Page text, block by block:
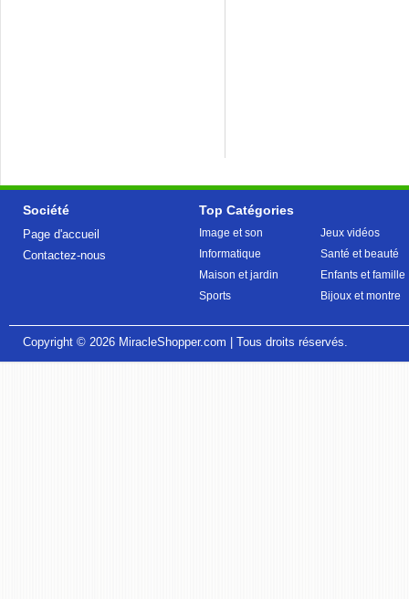
Société
Page d'accueil
Contactez-nous
Top Catégories
Image et son
Informatique
Maison et jardin
Sports
Jeux vidéos
Santé et beauté
Enfants et famille
Bijoux et montre
Copyright © 2026 MiracleShopper.com | Tous droits réservés.